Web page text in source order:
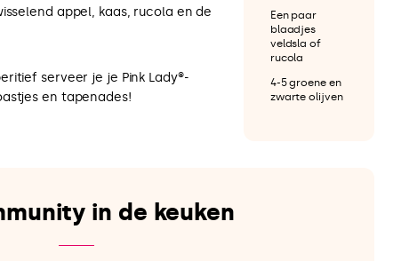
appel, kaas, rucola en de
serveer je je Pink Lady®-
en tapenades!
Een paar
blaadjes
veldsla of
rucola
4-5 groene en
zwarte olijven
in de keuken